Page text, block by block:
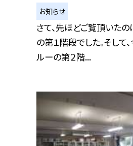
お知らせ
さて、先ほどご覧頂いたの
の第１階段でした。そして
ルーの第２階...